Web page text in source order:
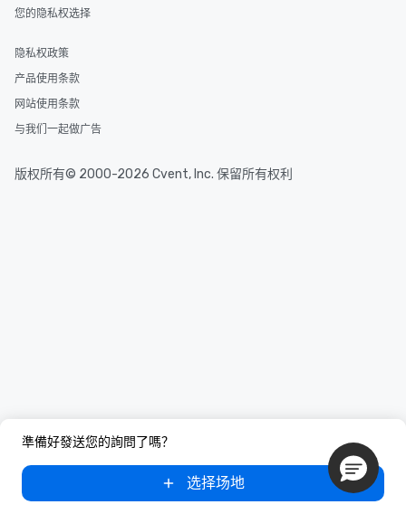
準備好發送您的詢問了嗎？
选择场地
您的隐私权选择
隐私权政策
产品使用条款
网站使用条款
与我们一起做广告
版权所有© 2000-2026 Cvent, Inc. 保留所有权利